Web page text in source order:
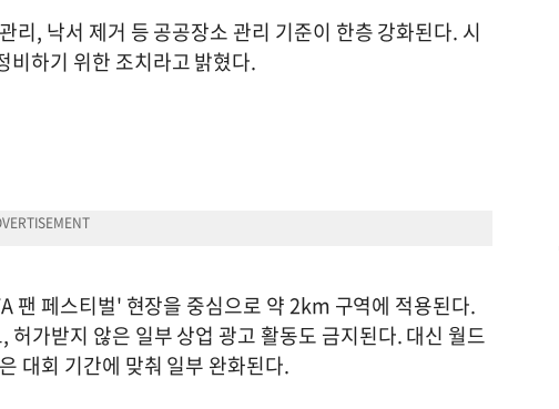
리, 낙서 제거 등 공공장소 관리 기준이 한층 강화된다. 시
비하기 위한 조치라고 밝혔다.
팬 페스티벌' 현장을 중심으로 약 2km 구역에 적용된다.
가받지 않은 일부 상업 광고 활동도 금지된다. 대신 월드
대회 기간에 맞춰 일부 완화된다.